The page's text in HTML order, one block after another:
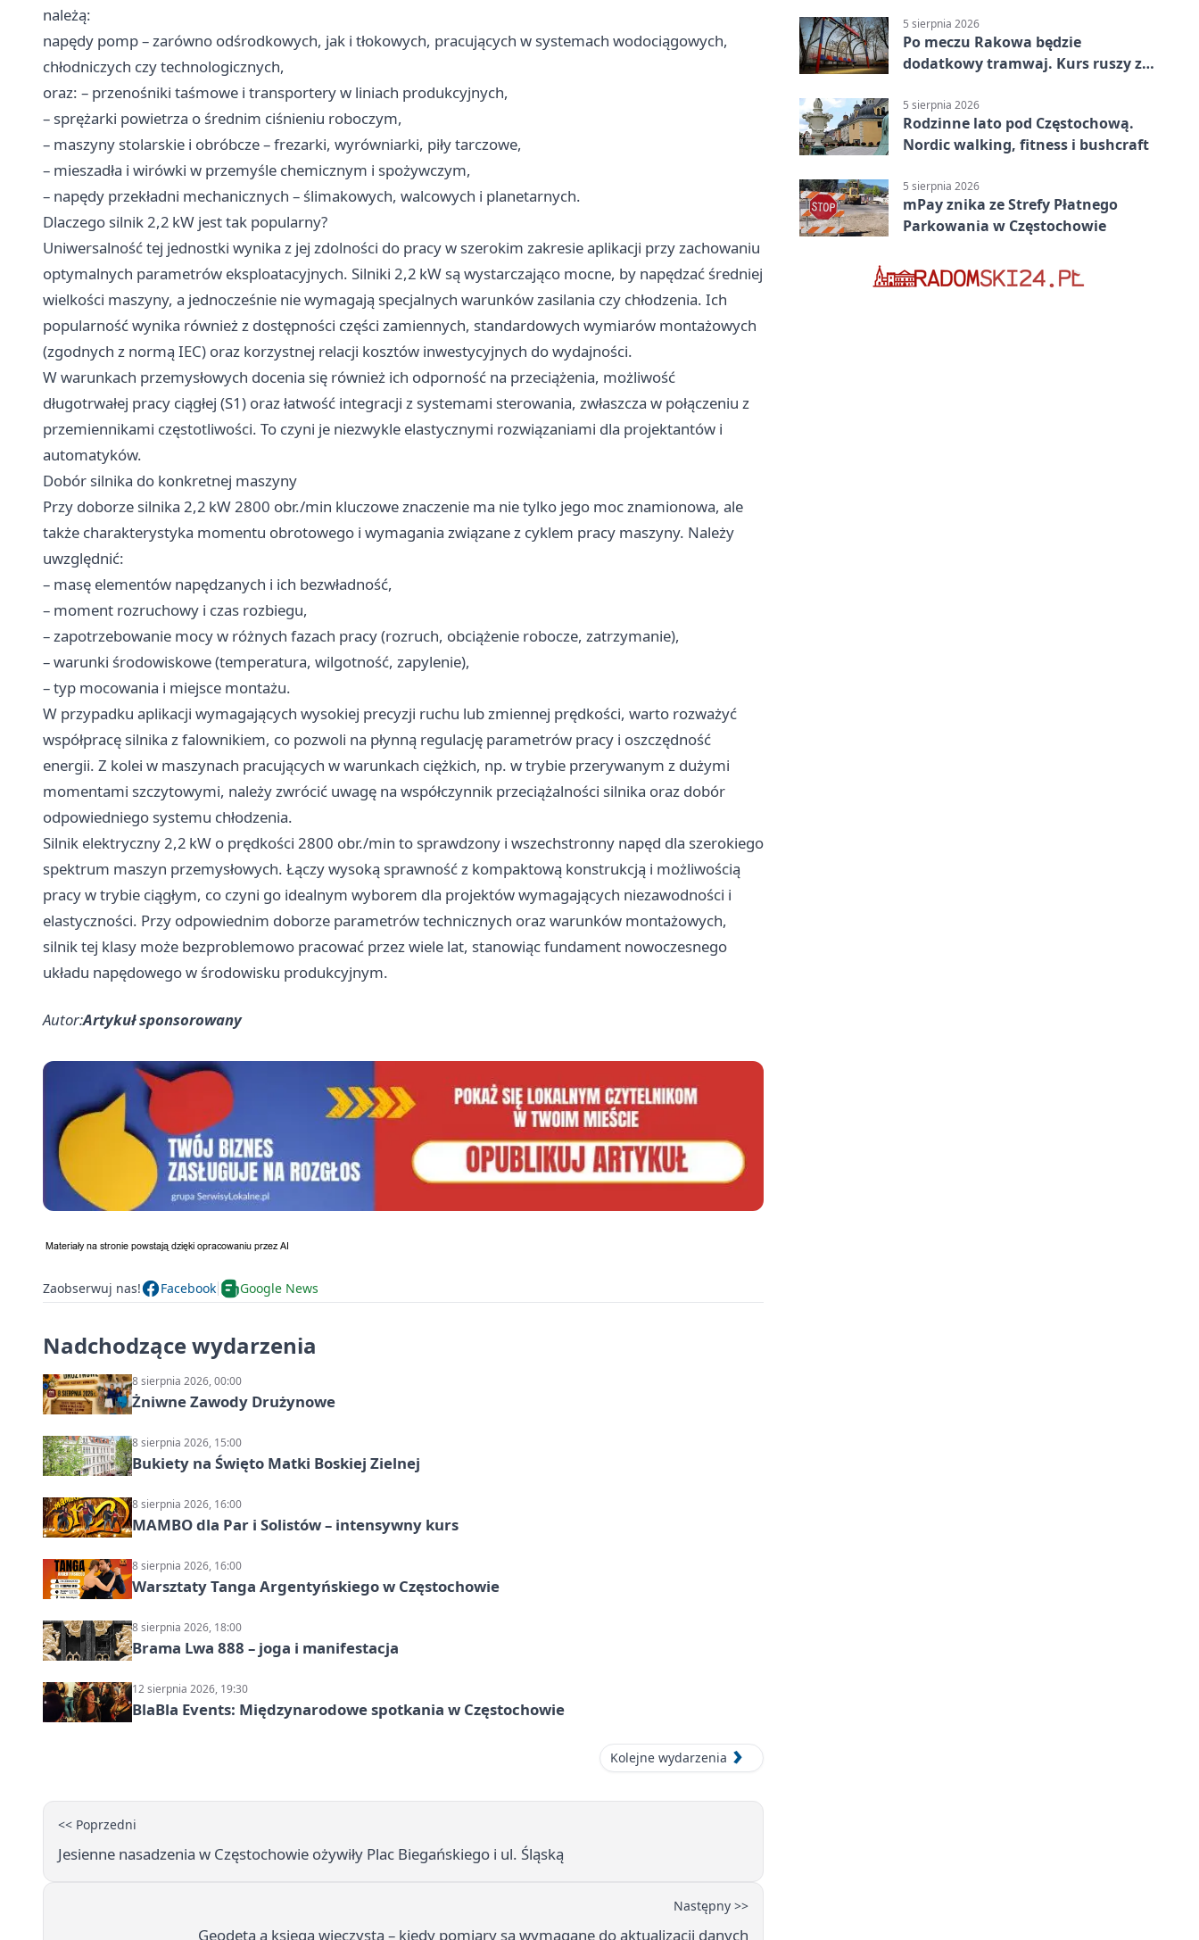
należą:
napędy pomp – zarówno odśrodkowych, jak i tłokowych, pracujących w systemach wodociągowych,
chłodniczych czy technologicznych,
oraz: – przenośniki taśmowe i transportery w liniach produkcyjnych,
– sprężarki powietrza o średnim ciśnieniu roboczym,
– maszyny stolarskie i obróbcze – frezarki, wyrówniarki, piły tarczowe,
– mieszadła i wirówki w przemyśle chemicznym i spożywczym,
– napędy przekładni mechanicznych – ślimakowych, walcowych i planetarnych.
Dlaczego silnik 2,2 kW jest tak popularny?
Uniwersalność tej jednostki wynika z jej zdolności do pracy w szerokim zakresie aplikacji przy zachowaniu
optymalnych parametrów eksploatacyjnych. Silniki 2,2 kW są wystarczająco mocne, by napędzać średniej
wielkości maszyny, a jednocześnie nie wymagają specjalnych warunków zasilania czy chłodzenia. Ich
popularność wynika również z dostępności części zamiennych, standardowych wymiarów montażowych
(zgodnych z normą IEC) oraz korzystnej relacji kosztów inwestycyjnych do wydajności.
W warunkach przemysłowych docenia się również ich odporność na przeciążenia, możliwość
długotrwałej pracy ciągłej (S1) oraz łatwość integracji z systemami sterowania, zwłaszcza w połączeniu z
przemiennikami częstotliwości. To czyni je niezwykle elastycznymi rozwiązaniami dla projektantów i
automatyków.
Dobór silnika do konkretnej maszyny
Przy doborze silnika 2,2 kW 2800 obr./min kluczowe znaczenie ma nie tylko jego moc znamionowa, ale
także charakterystyka momentu obrotowego i wymagania związane z cyklem pracy maszyny. Należy
uwzględnić:
– masę elementów napędzanych i ich bezwładność,
– moment rozruchowy i czas rozbiegu,
– zapotrzebowanie mocy w różnych fazach pracy (rozruch, obciążenie robocze, zatrzymanie),
– warunki środowiskowe (temperatura, wilgotność, zapylenie),
– typ mocowania i miejsce montażu.
W przypadku aplikacji wymagających wysokiej precyzji ruchu lub zmiennej prędkości, warto rozważyć
współpracę silnika z falownikiem, co pozwoli na płynną regulację parametrów pracy i oszczędność
energii. Z kolei w maszynach pracujących w warunkach ciężkich, np. w trybie przerywanym z dużymi
momentami szczytowymi, należy zwrócić uwagę na współczynnik przeciążalności silnika oraz dobór
odpowiedniego systemu chłodzenia.
Silnik elektryczny 2,2 kW o prędkości 2800 obr./min to sprawdzony i wszechstronny napęd dla szerokiego
spektrum maszyn przemysłowych. Łączy wysoką sprawność z kompaktową konstrukcją i możliwością
pracy w trybie ciągłym, co czyni go idealnym wyborem dla projektów wymagających niezawodności i
elastyczności. Przy odpowiednim doborze parametrów technicznych oraz warunków montażowych,
silnik tej klasy może bezproblemowo pracować przez wiele lat, stanowiąc fundament nowoczesnego
układu napędowego w środowisku produkcyjnym.
Autor:Artykuł sponsorowany
Zaobserwuj nas! Facebook Google News
Nadchodzące wydarzenia
8 sierpnia 2026, 00:00
Żniwne Zawody Drużynowe
8 sierpnia 2026, 15:00
Bukiety na Święto Matki Boskiej Zielnej
8 sierpnia 2026, 16:00
MAMBO dla Par i Solistów – intensywny kurs
8 sierpnia 2026, 16:00
Warsztaty Tanga Argentyńskiego w Częstochowie
8 sierpnia 2026, 18:00
Brama Lwa 888 – joga i manifestacja
12 sierpnia 2026, 19:30
BlaBla Events: Międzynarodowe spotkania w Częstochowie
Kolejne wydarzenia
<< Poprzedni
Jesienne nasadzenia w Częstochowie ożywiły Plac Biegańskiego i ul. Śląską
Następny >>
Geodeta a księga wieczysta – kiedy pomiary są wymagane do aktualizacji danych
5 sierpnia 2026
Po meczu Rakowa będzie
dodatkowy tramwaj. Kurs ruszy ze
5 sierpnia 2026
Rodzinne lato pod Częstochową.
Nordic walking, fitness i bushcraft
5 sierpnia 2026
mPay znika ze Strefy Płatnego
Parkowania w Częstochowie